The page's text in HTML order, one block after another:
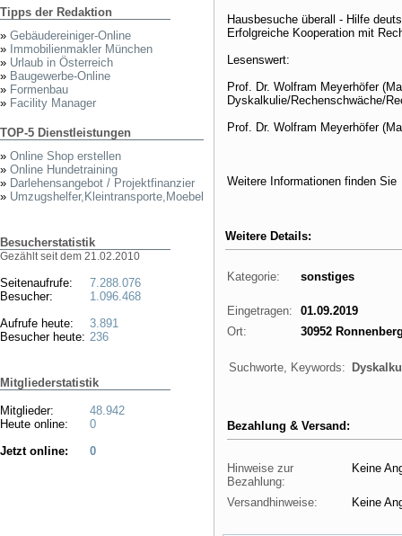
Tipps der Redaktion
» Gebäudereiniger-Online
» Immobilienmakler München
» Urlaub in Österreich
» Baugewerbe-Online
» Formenbau
» Facility Manager
TOP-5 Dienstleistungen
» Online Shop erstellen
» Online Hundetraining
» Darlehensangebot / Projektfinanzier
» Umzugshelfer,Kleintransporte,Moebel
Besucherstatistik
Gezählt seit dem 21.02.2010
Seitenaufrufe:
Besucher:
Aufrufe heute:
Besucher heute:
7.288.076
1.096.468
3.891
236
Mitgliederstatistik
Mitglieder:
Heute online:
48.942
0
Jetzt online:
0
Hausbesuche überall - Hilfe
Erfolgreiche Kooperation mit
Lesenswert:
Prof. Dr. Wolfram Meyerhöfer
Dyskalkulie/Rechenschwäche/
Prof. Dr. Wolfram Meyerhöfer
Weitere Informationen finden
Weitere Details:
Kategorie: sonstiges
Eingetragen:
01.09.2019
Ort:
30952
Suchworte, Keywords:
Bezahlung & Versand:
Hinweise zur
Bezahlung:
Keine
Versandhinweise: Keine